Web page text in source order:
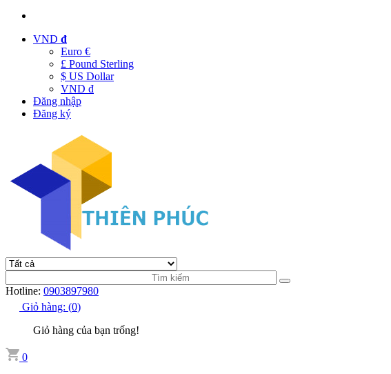
VND đ
Euro €
£ Pound Sterling
$ US Dollar
VND đ
Đăng nhập
Đăng ký
Hotline: 0903897980
Giỏ hàng: (0)
Giỏ hàng của bạn trống!
0